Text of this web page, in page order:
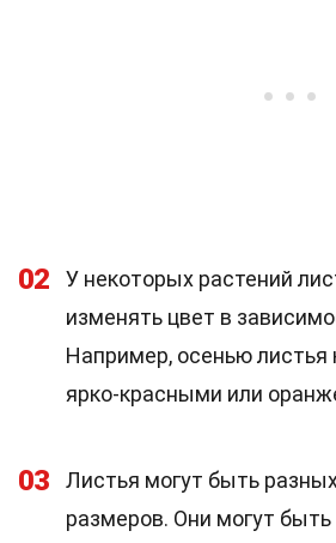
02
У некоторых растений
изменять цвет в
Например, осенью листья
ярко-красными или
03
Листья могут быть
размеров. Они могут